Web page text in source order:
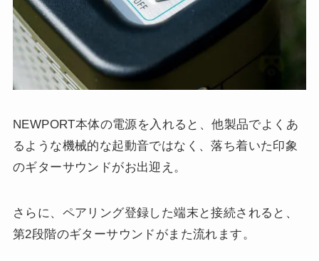
NEWPORT本体の電源を入れると、他製品でよくあ
るような機械的な起動音ではなく、落ち着いた印象
のギターサウンドがお出迎え。
さらに、ペアリング登録した端末と接続されると、
第2段階のギターサウンドがまた流れます。